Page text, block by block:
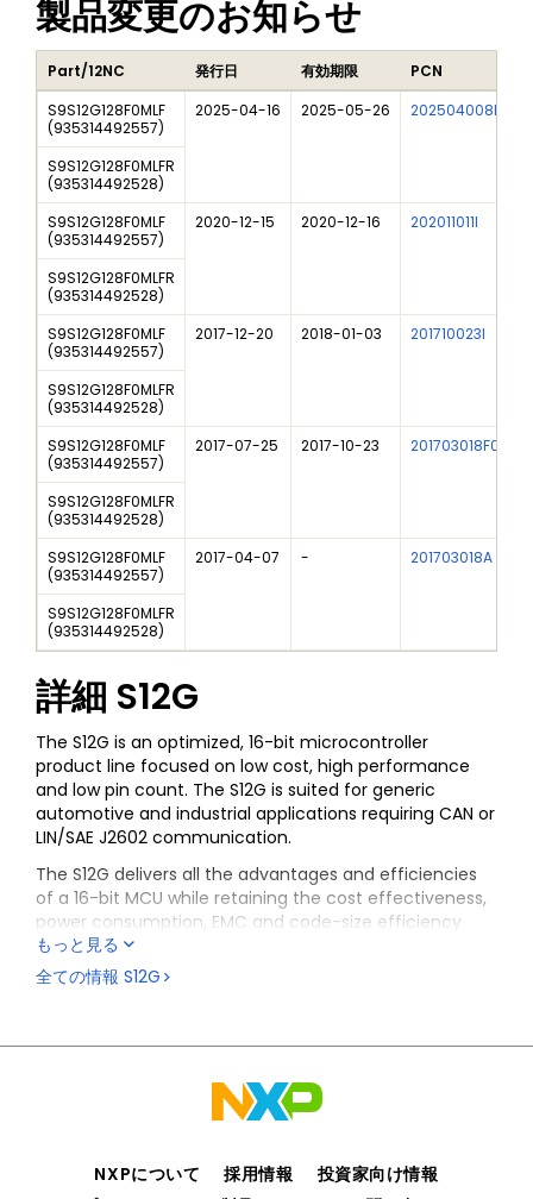
製品変更のお知らせ
Part/12NC 発行日 有効期限 PCN
S9S12G128F0MLF
(935314492557)
2025-04-16 2025-05-26 202504008I
S9S12G128F0MLFR
(935314492528)
S9S12G128F0MLF
(935314492557)
2020-12-15 2020-12-16 202011011I
S9S12G128F0MLFR
(935314492528)
S9S12G128F0MLF
(935314492557)
2017-12-20 2018-01-03 201710023I
S9S12G128F0MLFR
(935314492528)
S9S12G128F0MLF
(935314492557)
2017-07-25 2017-10-23 201703018F01
S9S12G128F0MLFR
(935314492528)
S9S12G128F0MLF
(935314492557)
2017-04-07 - 201703018A
S9S12G128F0MLFR
(935314492528)
詳細 S12G
The S12G is an optimized, 16-bit microcontroller
product line focused on low cost, high performance
and low pin count. The S12G is suited for generic
automotive and industrial applications requiring CAN or
LIN/SAE J2602 communication.
The S12G delivers all the advantages and efficiencies
of a 16-bit MCU while retaining the cost effectiveness,
power consumption, EMC and code-size efficiency
advantages currently enjoyed by users of our existing
8-bit and 16-bit MCU families.
もっと見る
全ての情報 S12G
NXPについて 採用情報
投資家向け情報